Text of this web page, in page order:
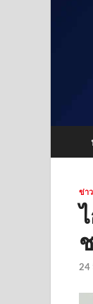
ข่า
24